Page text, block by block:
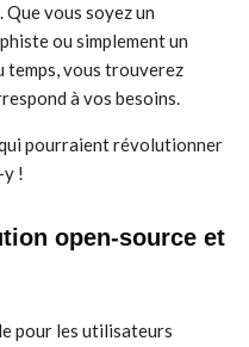
vous soyez un
ou simplement un
temps, vous trouverez
à vos besoins.
pourraient révolutionner
!
open-source et
pour les utilisateurs